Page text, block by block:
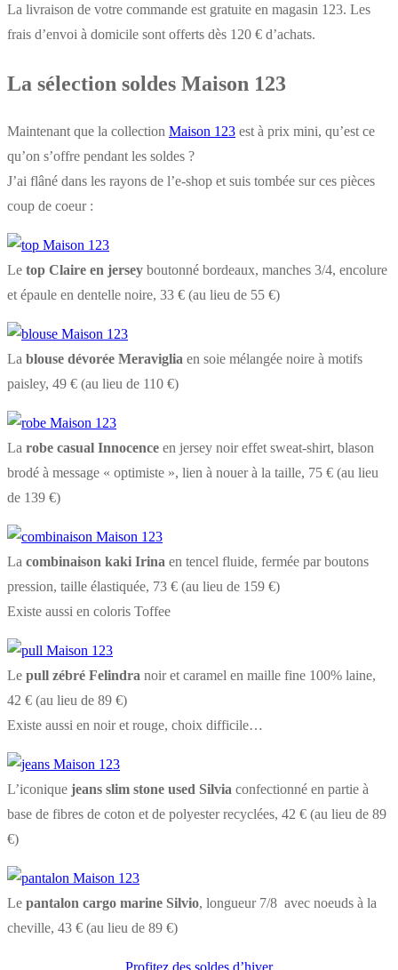
La livraison de votre commande est gratuite en magasin 123. Les
frais d’envoi à domicile sont offerts dès 120 € d’achats.
La sélection soldes Maison 123
Maintenant que la collection Maison 123 est à prix mini, qu’est ce
qu’on s’offre pendant les soldes ?
J’ai flâné dans les rayons de l’e-shop et suis tombée sur ces pièces
coup de coeur :
Le top Claire en jersey boutonné bordeaux, manches 3/4, encolure
et épaule en dentelle noire, 33 € (au lieu de 55 €)
La blouse dévorée Meraviglia en soie mélangée noire à motifs
paisley, 49 € (au lieu de 110 €)
La robe casual Innocence en jersey noir effet sweat-shirt, blason
brodé à message « optimiste », lien à nouer à la taille, 75 € (au lieu
de 139 €)
La combinaison kaki Irina en tencel fluide, fermée par boutons
pression, taille élastiquée, 73 € (au lieu de 159 €)
Existe aussi en coloris Toffee
Le pull zébré Felindra noir et caramel en maille fine 100% laine,
42 € (au lieu de 89 €)
Existe aussi en noir et rouge, choix difficile…
L’iconique jeans slim stone used Silvia confectionné en partie à
base de fibres de coton et de polyester recyclées, 42 € (au lieu de 89
€)
Le pantalon cargo marine Silvio, longueur 7/8 avec noeuds à la
cheville, 43 € (au lieu de 89 €)